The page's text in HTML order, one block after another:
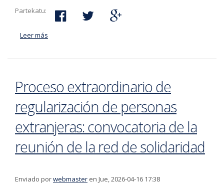
Partekatu:
Leer más
Proceso extraordinario de
regularización de personas
extranjeras: convocatoria de la
reunión de la red de solidaridad
Enviado porwebmaster en Jue, 2026-04-16 17:38